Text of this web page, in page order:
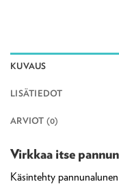
KUVAUS
LISÄTIEDOT
ARVIOT (0)
Virkkaa itse
Käsintehty